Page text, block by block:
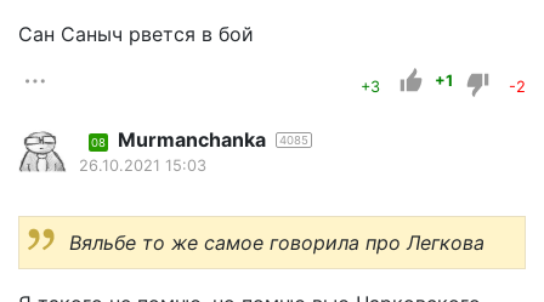
Сан Саныч рвется в бой
+3 +1 -2
08 Murmanchanka 4085
26.10.2021 15:03
Вяльбе то же самое говорила про Легкова